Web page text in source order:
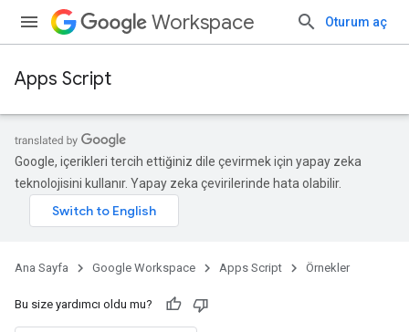
Workspace Oturum aç
Apps Script
Google, içerikleri tercih ettiğiniz dile çevirmek için yapay zeka
teknolojisini kullanır. Yapay zeka çevirilerinde hata olabilir.
Ana Sayfa Google Workspace Apps Script Örnekler
Bu size yardımcı oldu mu?